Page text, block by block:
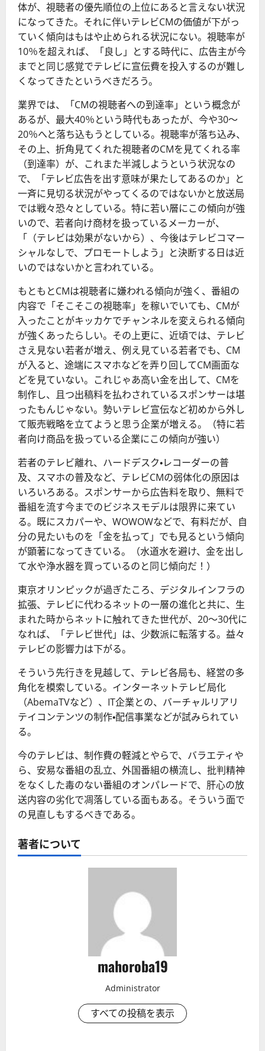
体が、視聴者の優先順位の上位にあると言えない状況
になってきた。それに伴いテレビCMの価値が下がっ
ていく傾向はもはや止められる状況にない。視聴率が
10％を超えれば、「良し」とする時代に、広告主が今
までと同じ感覚でテレビに宣伝費を投入するのが難し
くなってきたというべきだろう。
業界では、「CMの視聴者への到達率」という概念が
あるが、最大40％という時代もあったが、今や30～
20％へと落ち込もうとしている。視聴率が落ち込み、
その上、折角見てくれた視聴者のCMを見てくれる率
（到達率）が、これまた半減しようという状況なの
で、「テレビ広告を出す意味が果たしてあるのか」と
一斉に見切る状況がやってくるのではないかと放送局
では戦々恐々としている。特に若い層にこの傾向が強
いので、若者向け商材を扱っているメーカーが、
「（テレビは効果がないから）、今後はテレビコマー
シャルなしで、プロモートしよう」と決断する日は近
いのではないかと言われている。
もともとCMは視聴者に嫌われる傾向が強く、番組の
内容で「そこそこの視聴率」を稼いでいても、CMが
入ったことがキッカケでチャンネルを変えられる傾向
が強くあったらしい。その上更に、近頃では、テレビ
さえ見ない若者が増え、例え見ている若者でも、CM
が入ると、途端にスマホなどを弄り回してCM画面な
どを見ていない。これじゃあ高い金を出して、CMを
制作し、且つ出稿料を払わされているスポンサーは堪
ったもんじゃない。勢いテレビ宣伝など初めから外し
て販売戦略を立てようと思う企業が増える。（特に若
者向け商品を扱っている企業にこの傾向が強い）
若者のテレビ離れ、ハードデスク・レコーダーの普
及、スマホの普及など、テレビCMの弱体化の原因は
いろいろある。スポンサーから広告料を取り、無料で
番組を流す今までのビジネスモデルは限界に来てい
る。既にスカパーや、WOWOWなどで、有料だが、自
分の見たいものを「金を払って」でも見るという傾向
が顕著になってきている。（水道水を避け、金を出し
て水や浄水器を買っているのと同じ傾向だ！）
東京オリンピックが過ぎたころ、デジタルインフラの
拡張、テレビに代わるネットの一層の進化と共に、生
まれた時からネットに触れてきた世代が、20～30代に
なれば、「テレビ世代」は、少数派に転落する。益々
テレビの影響力は下がる。
そういう先行きを見越して、テレビ各局も、経営の多
角化を模索している。インターネットテレビ局化
（AbemaTVなど）、IT企業との、バーチャルリアリ
テイコンテンツの制作・配信事業などが試みられてい
る。
今のテレビは、制作費の軽減とやらで、バラエティや
ら、安易な番組の乱立、外国番組の横流し、批判精神
をなくした毒のない番組のオンパレードで、肝心の放
送内容の劣化で凋落している面もある。そういう面で
の見直しもするべきである。
著者について
mahoroba19
Administrator
すべての投稿を表示